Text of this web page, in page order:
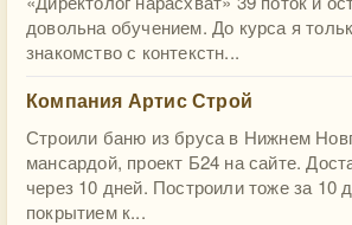
довольна обучением. До курса я
знакомство с контекстн...
Компания Артис Строй
Строили баню из бруса в Нижнем
мансардой, проект Б24 на сайте.
через 10 дней. Построили тоже за 10
покрытием к...